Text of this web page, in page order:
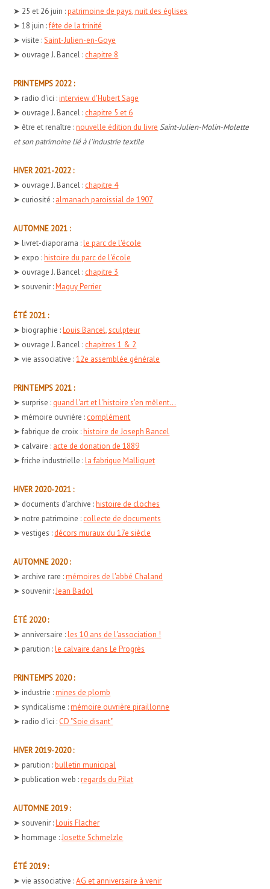
➤ 25 et 26 juin :patrimoine de pays, nuit des églises
➤ 18 juin :fête de la trinité
➤ visite :Saint-Julien-en-Goye
➤ ouvrage J. Bancel : chapitre 8
PRINTEMPS 2022 :
➤ radio d'ici :interview d'Hubert Sage
➤ ouvrage J. Bancel : chapitre 5 et 6
➤ être et renaître :nouvelle édition du livre Saint-Julien-Molin-Molette
et son patrimoine lié à l'industrie textile
HIVER 2021-2022 :
➤ ouvrage J. Bancel : chapitre 4
➤ curiosité : almanach paroissial de 1907
AUTOMNE 2021 :
➤ livret-diaporama :le parc de l'école
➤ expo :histoire du parc de l'école
➤ ouvrage J. Bancel : chapitre 3
➤ souvenir :Maguy Perrier
ÉTÉ 2021 :
➤ biographie :Louis Bancel, sculpteur
➤ ouvrage J. Bancel : chapitres 1 & 2
➤ vie associative :12e assemblée générale
PRINTEMPS 2021 :
➤ surprise : quand l'art et l'histoire s'en mêlent...
➤ mémoire ouvrière : complément
➤ fabrique de croix :histoire de Joseph Bancel
➤ calvaire : acte de donation de 1889
➤ friche industrielle :la fabrique Malliquet
HIVER 2020-2021 :
➤ documents d'archive :histoire de cloches
➤ notre patrimoine : collecte de documents
➤ vestiges : décors muraux du 17e siècle
AUTOMNE 2020 :
➤ archive rare :mémoires de l'abbé Chaland
➤ souvenir :Jean Badol
ÉTÉ 2020 :
➤ anniversaire :les 10 ans de l'association !
➤ parution :le calvaire dans Le Progrès
PRINTEMPS 2020 :
➤ industrie :mines de plomb
➤ syndicalisme :mémoire ouvrière piraillonne
➤ radio d'ici : CD "Soie disant"
HIVER 2019-2020 :
➤ parution :bulletin municipal
➤ publication web :regards du Pilat
AUTOMNE 2019 :
➤ souvenir :Louis Flacher
➤ hommage :Josette Schmelzle
ÉTÉ 2019 :
➤ vie associative :AG et anniversaire à venir